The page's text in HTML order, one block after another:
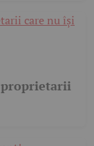
proprietarii